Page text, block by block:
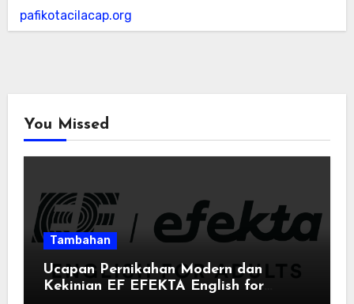
pafikotacilacap.org
You Missed
Tambahan
Ucapan Pernikahan Modern dan
Kekinian EF EFEKTA English for